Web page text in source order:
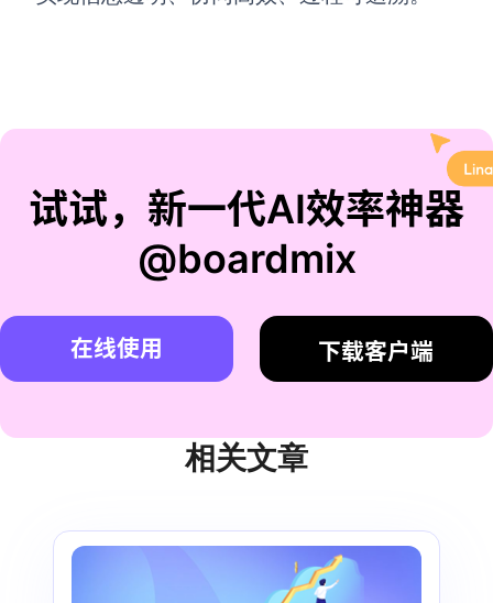
试试，新一代AI效率神器
@boardmix
在线使用 下载客户端
相关文章